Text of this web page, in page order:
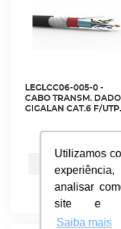
Utilizamos
analisar
site e
Saiba mais
Utilizamos
analisar
site e
Saiba mais
LEGLCC06-005-0 -
CABO TRANSM.
GIGALAN CAT.6 F/UTP
(BLINDADO) 23AWG X
23360006 - LIGHTERA
ver mais
Orçamento